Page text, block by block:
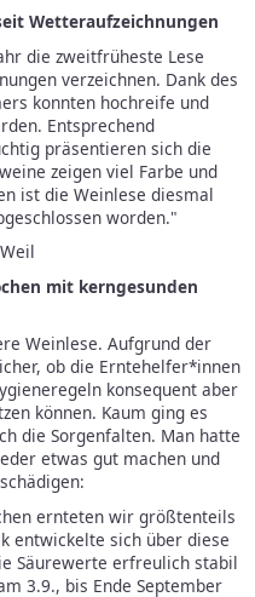
Wetteraufzeichnungen
die zweitfrüheste Lese
verzeichnen. Dank des
konnten hochreife und
Entsprechend
präsentieren sich die
zeigen viel Farbe und
ist die Weinlese diesmal
worden."
mit kerngesunden
Weinlese. Aufgrund der
ob die Erntehelfer*innen
konsequent aber
können. Kaum ging es
die Sorgenfalten. Man hatte
etwas gut machen und
ernteten wir größtenteils
entwickelte sich über diese
Säurewerte erfreulich stabil
3.9., bis Ende September